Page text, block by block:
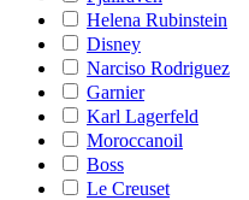
Helena Rubinstein
Disney
Narciso Rodriguez
Garnier
Karl Lagerfeld
Moroccanoil
Boss
Le Creuset